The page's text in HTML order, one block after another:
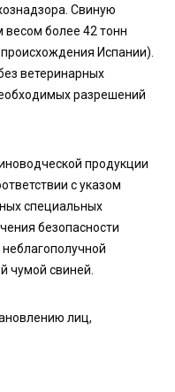
Свиную
более 42 тонн
Испании).
ветеринарных
разрешений
продукции
с указом
специальных
безопасности
чумой свиней.
лиц,